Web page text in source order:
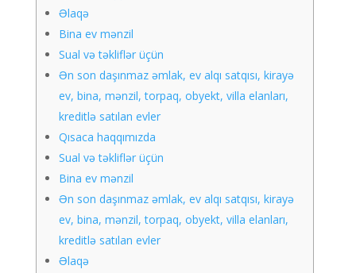
Əlaqə
Bina ev mənzil
Sual və təkliflər üçün
Ən son daşınmaz əmlak, ev alqı satqısı, kirayə
ev, bina, mənzil, torpaq, obyekt, villa elanları,
kreditlə satılan evler
Qısaca haqqımızda
Sual və təkliflər üçün
Bina ev mənzil
Ən son daşınmaz əmlak, ev alqı satqısı, kirayə
ev, bina, mənzil, torpaq, obyekt, villa elanları,
kreditlə satılan evler
Əlaqə